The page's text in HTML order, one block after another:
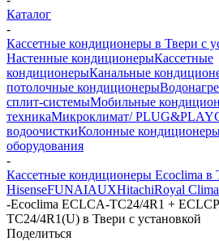
Каталог
-
Кассетные кондиционеры в Твери с
Настенные кондиционерыКассетные
кондиционерыКанальные
потолочные кондиционеры
сплит-системыМобильные
техникаМикроклимат/ PLUG&PLAY
водоочисткиКолонные
оборудования
-
Кассетные кондиционеры Ecoclima в
HisenseFUNAIAUXHitachiRoyal Clima
-Ecoclima ECLCA-TC24/4R1 +
TC24/4R1(U) в Твери с установкой
Поделиться